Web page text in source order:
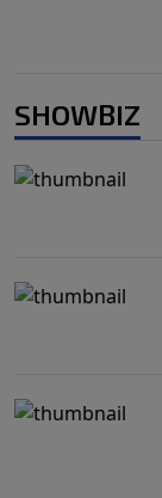
SHOWBIZ